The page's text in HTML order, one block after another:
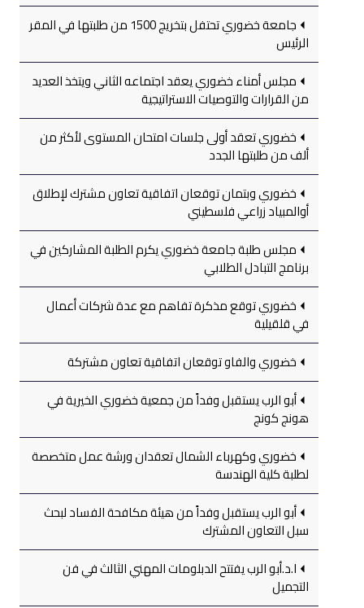
جامعة خضوري تحتفل بتخريج 1500 من طلبتها في المقر
الرئيس
مجلس أمناء خضوري يعقد اجتماعه الثاني ويتخذ العديد
من القرارات والتوصيات الاستراتيجية
خضوري تعقد أولى جلسات امتحان المستوى لأكثر من
ألف من طلبتها الجدد
خضوري وبتمان توقعان اتفاقية تعاون مشترك لإطلاق
أوالمبياد زراعي فلسطيني
مجلس طلبة جامعة خضوري يكرم الطلبة المشاركين في
برنامج التبادل الطلابي
خضوري توقع مذكرة تفاهم مع عدة شركات أعمال
في قلقيلية
خضوري والفاو توقعان اتفاقية تعاون مشتركة
أبو الرب يستقبل وفداً من جمعية خضوري الخيرية في
هونج كونج
خضوري وكهرباء الشمال تعقدان ورشة عمل متخصصة
لطلبة كلية الهندسة
أبو الرب يستقبل وفداً من هيئة مكافحة الفساد لبحث
سبل التعاون المشترك
ا.د.أبو الرب يفتتح الدبلومات المهني الثالث في فن
التجميل